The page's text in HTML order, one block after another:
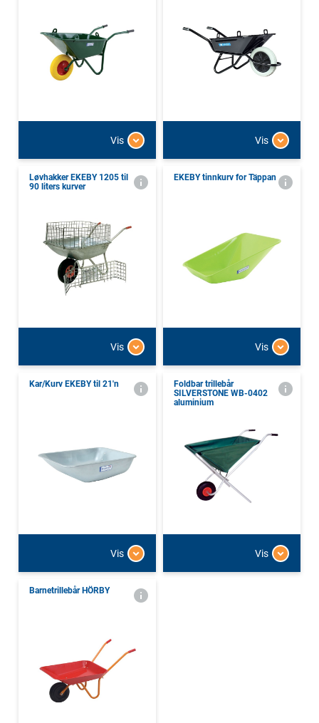
Vis Vis
Løvhakker EKEBY 1205 til
90 liters kurver
Vis
EKEBY tinnkurv for Täppan
Vis
Kar/Kurv EKEBY til 21'n
Vis
Foldbar trillebår
SILVERSTONE WB-0402
aluminium
Vis
Barnetrillebår HÖRBY